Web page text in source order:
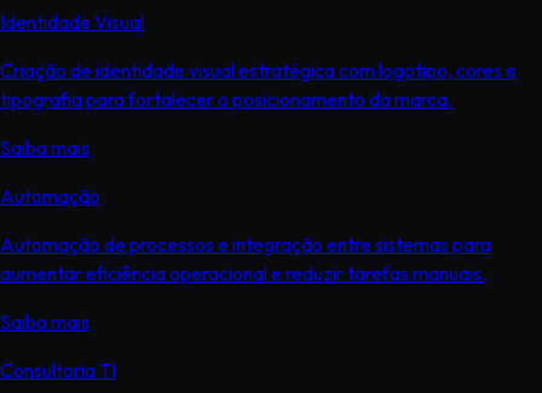
Identidade Visual
Criação de identidade visual estratégica com logotipo, cores e
tipografia para fortalecer o posicionamento da marca.
Saiba mais
Automação
Automação de processos e integração entre sistemas para
aumentar eficiência operacional e reduzir tarefas manuais.
Saiba mais
Consultoria TI